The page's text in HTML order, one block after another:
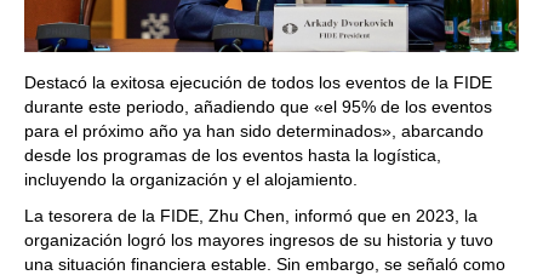
Destacó la exitosa ejecución de todos los eventos de la FIDE
durante este periodo, añadiendo que «el 95% de los eventos
para el próximo año ya han sido determinados», abarcando
desde los programas de los eventos hasta la logística,
incluyendo la organización y el alojamiento.
La tesorera de la FIDE, Zhu Chen, informó que en 2023, la
organización logró los mayores ingresos de su historia y tuvo
una situación financiera estable. Sin embargo, se señaló como